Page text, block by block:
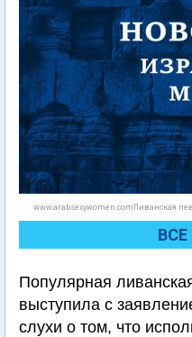
www.arabsexywomen.comЛиванская
Популярная
выступила с
слухи о том, что